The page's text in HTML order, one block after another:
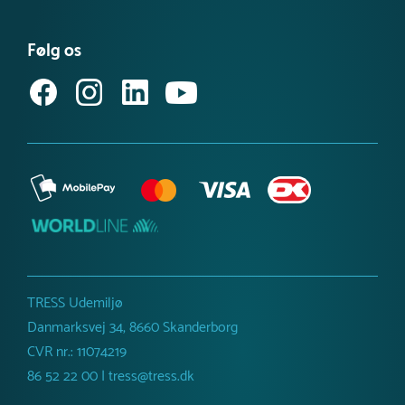
Få vores nyhedsbrev
Købsvilkår (erhverv)
Følg os
TRESS Udemiljø
Danmarksvej 34, 8660 Skanderborg
CVR nr.: 11074219
86 52 22 00 | tress@tress.dk